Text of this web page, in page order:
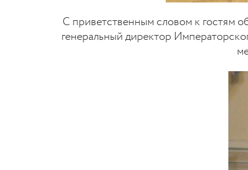
С приветственным словом к гостям
генеральный директор